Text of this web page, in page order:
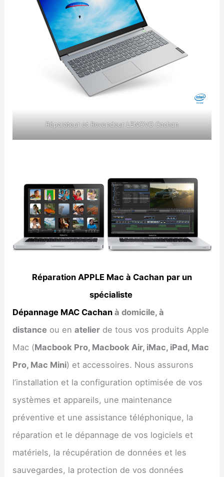
Réparateur et Revendeur LENOVO Cachan
Réparation APPLE Mac à Cachan par un
spécialiste
Dépannage MAC Cachan à domicile, à
distance ou enatelier de tous vos produits Apple
Mac (Macbook Pro, Macbook Air, iMac, iPad, Mac
Pro, Mac Mini) et accessoires. Nous assurons
l’installation et la configuration optimisée de vos
systèmes et appareils, une maintenance
préventive et une assistance téléphonique, la
réparation et le dépannage de vos logiciels et
matériels, la récupération de données et les
sauvegardes, la protection de vos données